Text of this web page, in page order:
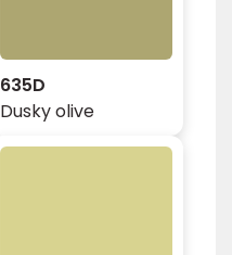
635D
Dusky olive